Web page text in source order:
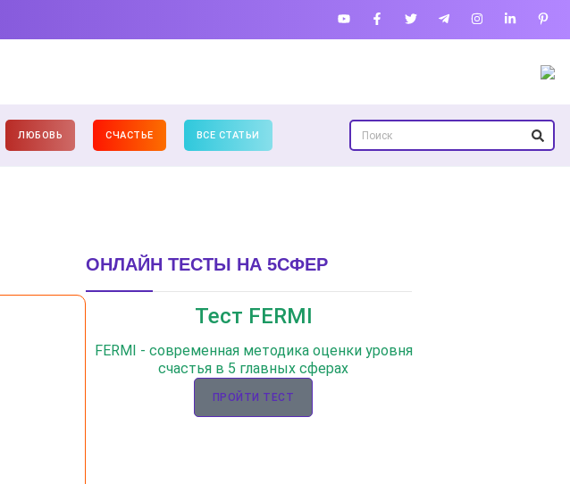
ЛЮБОВЬ СЧАСТЬЕ ВСЕ СТАТЬИ
ОНЛАЙН ТЕСТЫ НА 5СФЕР
Тест FERMI
FERMI - современная методика оценки уровня
счастья в 5 главных сферах
ПРОЙТИ ТЕСТ